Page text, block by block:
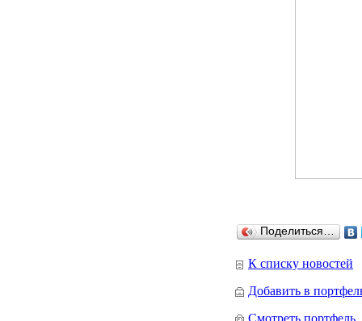
Поделиться…
К списку новостей
Добавить в